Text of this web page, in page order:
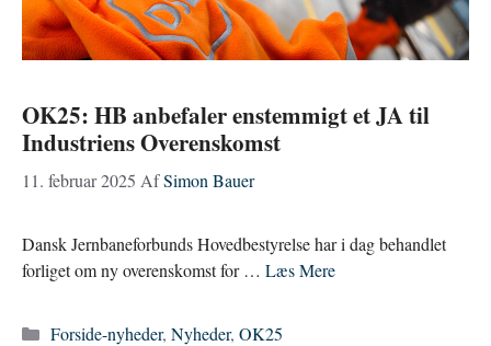
OK25: HB anbefaler enstemmigt et JA til
Industriens Overenskomst
11. februar 2025 AfSimon Bauer
Dansk Jernbaneforbunds Hovedbestyrelse har i dag behandlet
forliget om ny overenskomst for … Læs Mere
Kategorier
Forside-nyheder, Nyheder, OK25